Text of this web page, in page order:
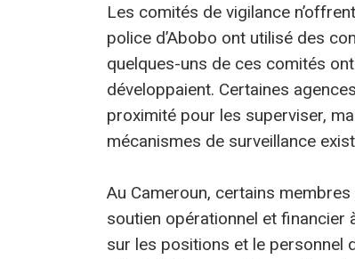
Les comités de vigilance
police d’Abobo ont utilisé des
quelques-uns de ces comités
développaient. Certaines
proximité pour les superviser,
mécanismes de surveillance
Au Cameroun, certains
soutien opérationnel et financier
sur les positions et le personnel